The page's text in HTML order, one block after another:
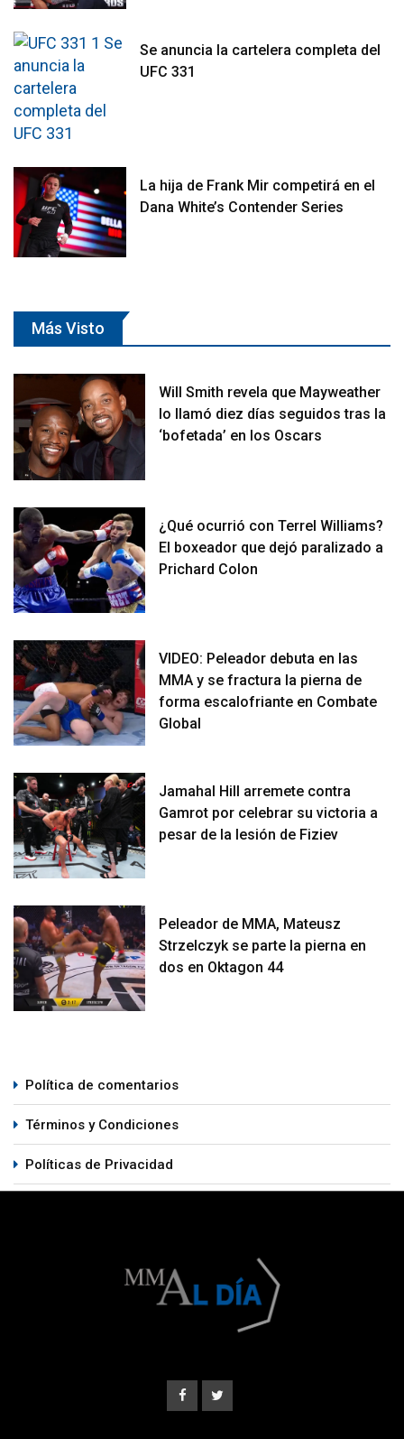
Se anuncia la cartelera completa del
UFC 331
La hija de Frank Mir competirá en el
Dana White’s Contender Series
Más Visto
Will Smith revela que Mayweather
lo llamó diez días seguidos tras la
‘bofetada’ en los Oscars
¿Qué ocurrió con Terrel Williams?
El boxeador que dejó paralizado a
Prichard Colon
VIDEO: Peleador debuta en las
MMA y se fractura la pierna de
forma escalofriante en Combate
Global
Jamahal Hill arremete contra
Gamrot por celebrar su victoria a
pesar de la lesión de Fiziev
Peleador de MMA, Mateusz
Strzelczyk se parte la pierna en
dos en Oktagon 44
Política de comentarios
Términos y Condiciones
Políticas de Privacidad